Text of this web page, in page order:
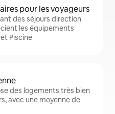
pour les voyageurs
des séjours direction
les équipements
Piscine
des logements très bien
avec une moyenne de